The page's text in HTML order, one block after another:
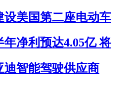
设美国第二座电动车
净利预达4.05亿 将
迪智能驾驶供应商